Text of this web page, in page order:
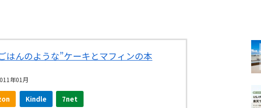
はんのような”ケーキとマフィンの本
年01月
Kindle 7net